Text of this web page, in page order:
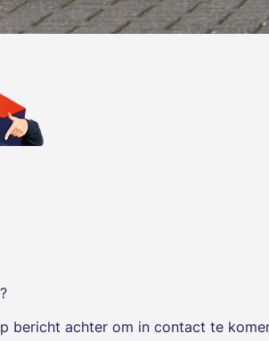
bericht achter om in contact te